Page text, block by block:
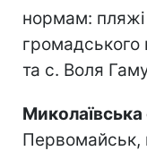
нормам:
громадського
та с. Воля
Первомайськ,